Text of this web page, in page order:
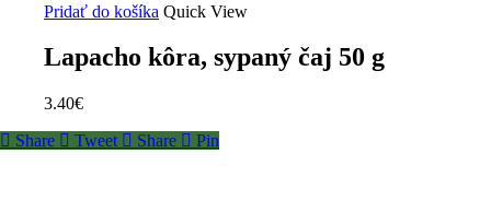
Pridať do košíka Quick View
Lapacho kôra, sypaný čaj 50 g
3.40€
Share
Tweet Share Pin